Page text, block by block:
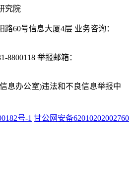
究院
60号信息大厦4层 业务咨询：
8800118 举报邮箱：
息办公室)违法和不良信息举报中
号-1 甘公网安备62010202002760